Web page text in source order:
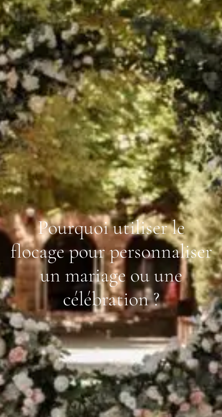
Pourquoi utiliser le
flocage pour personnaliser
un mariage ou une
célébration ?